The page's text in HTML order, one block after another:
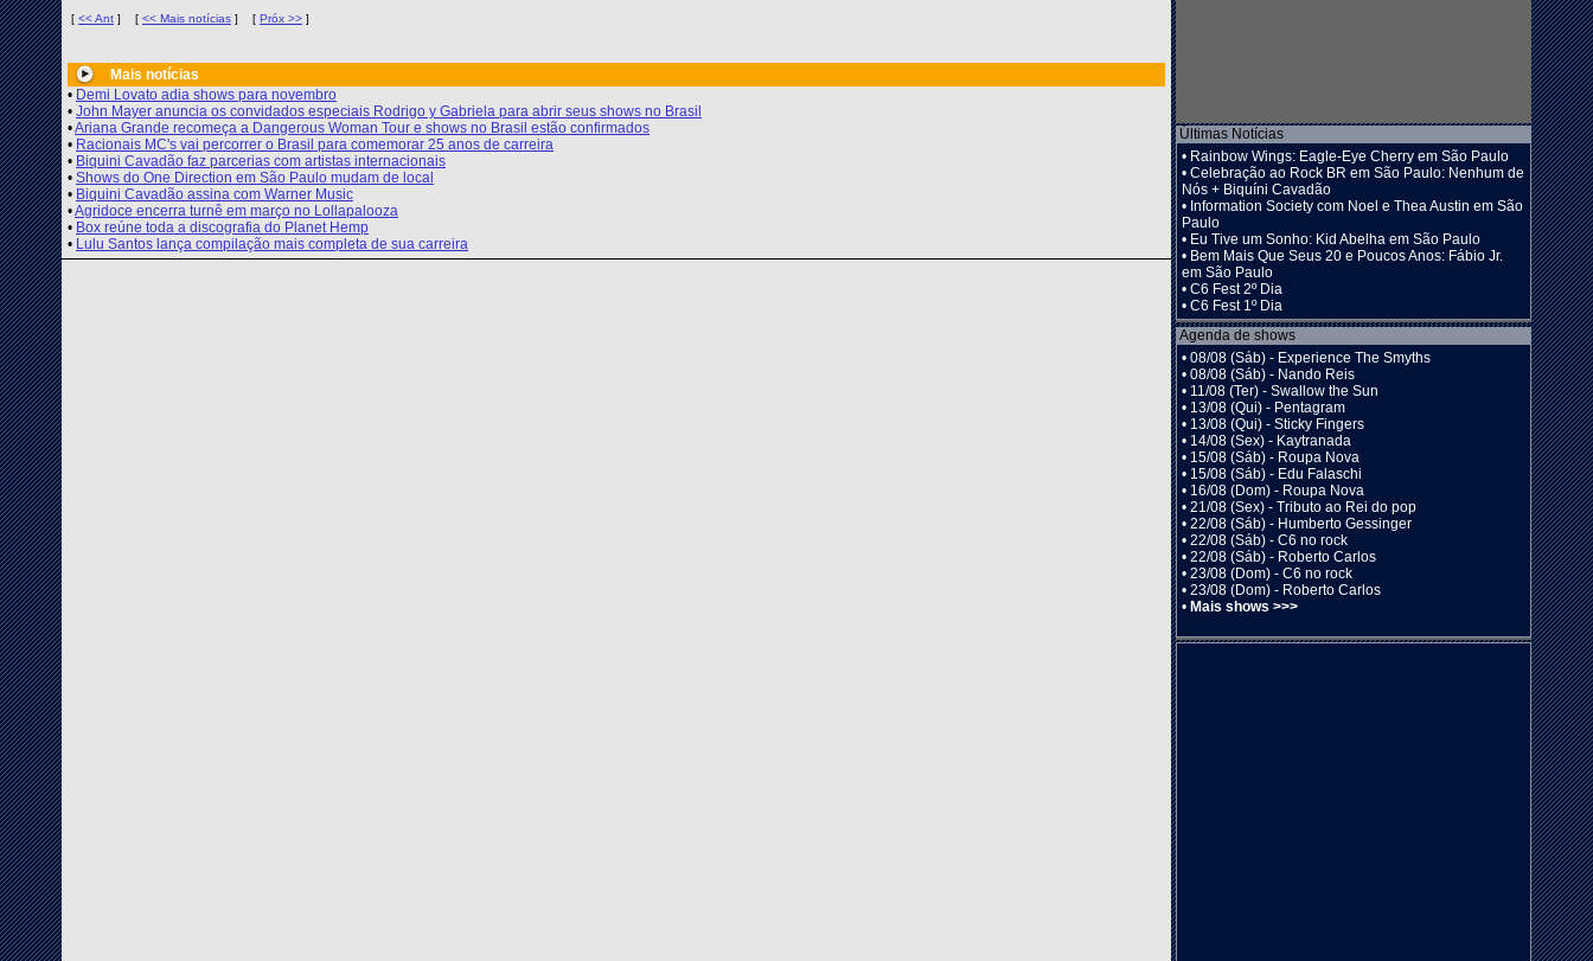
[ << Ant ] [ << Mais notícias ] [ Próx >> ]
Mais notícias
• Demi Lovato adia shows para novembro
• John Mayer anuncia os convidados especiais Rodrigo y Gabriela para abrir seus shows no Brasil
•Ariana Grande recomeça a Dangerous Woman Tour e shows no Brasil estão confirmados
• Racionais MC's vai percorrer o Brasil para comemorar 25 anos de carreira
• Biquini Cavadão faz parcerias com artistas internacionais
• Shows do One Direction em São Paulo mudam de local
• Biquini Cavadão assina com Warner Music
•Agridoce encerra turnê em março no Lollapalooza
• Box reúne toda a discografia do Planet Hemp
• Lulu Santos lança compilação mais completa de sua carreira
Últimas Notícias
• Rainbow Wings: Eagle-Eye Cherry em São Paulo
• Celebração ao Rock BR em São Paulo: Nenhum de
Nós + Biquíni Cavadão
• Information Society com Noel e Thea Austin em São
Paulo
• Eu Tive um Sonho: Kid Abelha em São Paulo
• Bem Mais Que Seus 20 e Poucos Anos: Fábio Jr.
em São Paulo
• C6 Fest 2º Dia
• C6 Fest 1º Dia
Agenda de shows
• 08/08 (Sáb) - Experience The Smyths
• 08/08 (Sáb) - Nando Reis
• 11/08 (Ter) - Swallow the Sun
• 13/08 (Qui) - Pentagram
• 13/08 (Qui) - Sticky Fingers
• 14/08 (Sex) - Kaytranada
• 15/08 (Sáb) - Roupa Nova
• 15/08 (Sáb) - Edu Falaschi
• 16/08 (Dom) - Roupa Nova
• 21/08 (Sex) - Tributo ao Rei do pop
• 22/08 (Sáb) - Humberto Gessinger
• 22/08 (Sáb) - C6 no rock
• 22/08 (Sáb) - Roberto Carlos
• 23/08 (Dom) - C6 no rock
• 23/08 (Dom) - Roberto Carlos
• Mais shows >>>